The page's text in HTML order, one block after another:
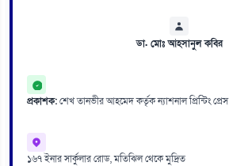
ডা. মোঃ আহসানুল কবির
প্রকাশক:শেখ তানভীর আহমেদ কর্তৃক ন্যাশনাল প্রিন্টিং প্রেস
১৬৭ ইনার সার্কুলার রোড, মতিঝিল থেকে মুদ্রিত